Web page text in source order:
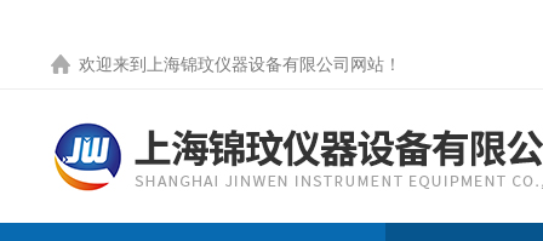
欢迎来到 上海锦玟仪器设备有限公司网站 ！